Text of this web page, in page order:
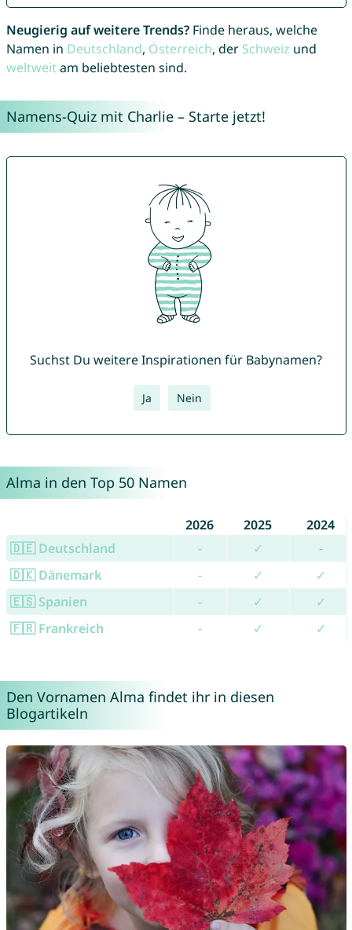
Neugierig auf weitere Trends?Finde heraus, welche
Namen in Deutschland, Österreich, der Schweiz und
weltweitam beliebtesten sind.
Namens-Quiz mit Charlie – Starte jetzt!
Suchst Du weitere Inspirationen für Babynamen?
Ja Nein
Alma in den Top 50 Namen
2026 2025
2024
🇩🇪 Deutschland
- ✓
-
🇩🇰 Dänemark
- ✓
✓
🇪🇸 Spanien
- ✓
✓
🇫🇷 Frankreich
- ✓ ✓
Den Vornamen Alma findet ihr in diesen
Blogartikeln